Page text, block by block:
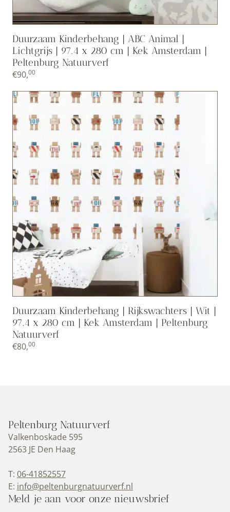
Duurzaam Kinderbehang | ABC Animal |
Lichtgrijs | 97.4 x 280 cm | Kek Amsterdam |
Peltenburg Natuurverf
€90,00
Duurzaam Kinderbehang | Rijkswachters | Wit |
97.4 x 280 cm | Kek Amsterdam | Peltenburg
Natuurverf
€80,00
Peltenburg Natuurverf
Valkenboskade 595
2563 JE Den Haag
T: 06-41852557
E: info@peltenburgnatuurverf.nl
Meld je aan voor onze nieuwsbrief